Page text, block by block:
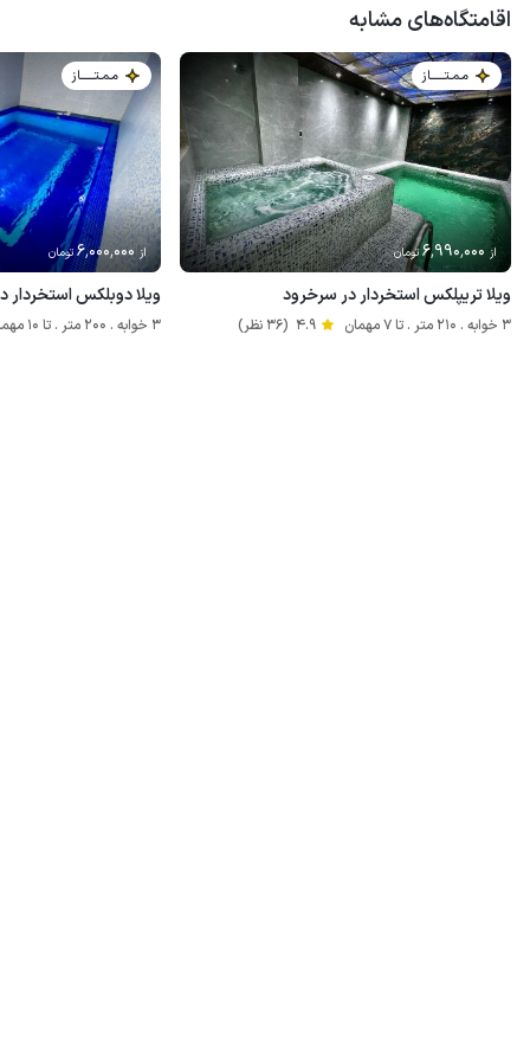
اقامتگاه‌های مشابه
مـمـتــــــاز
از 6٬990٬000تومان
ویلا تریپلکس استخردار در سرخرود
3 خوابه . 210 متر . تا 7 مهمان 4.9 (36 نظر)
مـمـتــــــاز
از 6٬000٬000تومان
ویلا دوبلکس استخردار
3 خوابه . 200 متر . تا 10 مهمان